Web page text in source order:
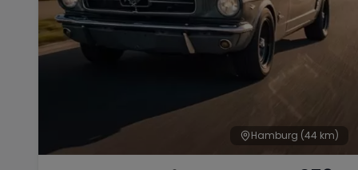
Hamburg (44 km)